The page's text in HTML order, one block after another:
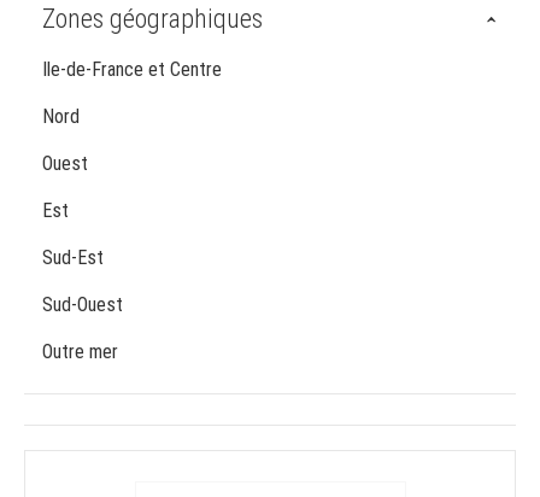
Zones géographiques
Ile-de-France et Centre
Nord
Ouest
Est
Sud-Est
Sud-Ouest
Outre mer